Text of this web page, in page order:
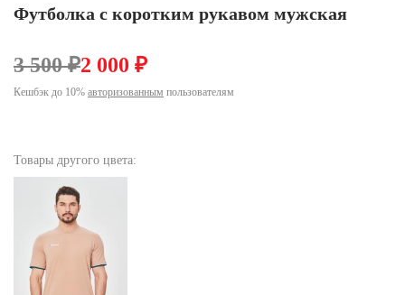
Ямало-Ненецкий автономный округ (1)
Футболка с коротким рукавом мужская
3 500 ₽2 000 ₽
Кешбэк до 10% авторизованным пользователям
Товары другого цвета: